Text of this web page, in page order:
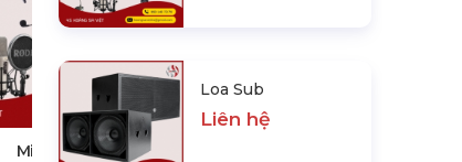
Micro
Loa Sub
Liên hệ